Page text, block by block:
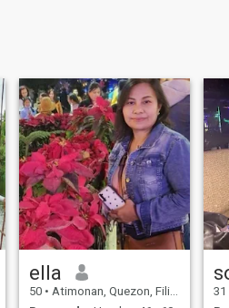
ella
50 • Atimonan, Quezon, Filipinas
31